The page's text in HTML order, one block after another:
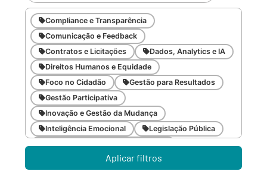
Compliance e Transparência
Comunicação e Feedback
Contratos e Licitações
Dados, Analytics e IA
Direitos Humanos e Equidade
Foco no Cidadão
Gestão para Resultados
Gestão Participativa
Inovação e Gestão da Mudança
Inteligência Emocional
Legislação Pública
Meio Ambiente e Sustentabilidade
Metodologias Ágeis
Orçamento e Finanças
Aplicar filtros